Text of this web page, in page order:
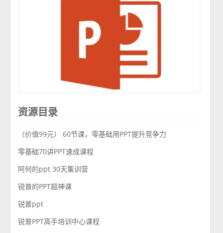
资源目录
（价值99元） 60节课，零基础用PPT提升竞争力
零基础70讲PPT速成课程
阿何的ppt 30天集训营
锐普的PPT超神课
锐普ppt
锐普PPT高手培训中心课程